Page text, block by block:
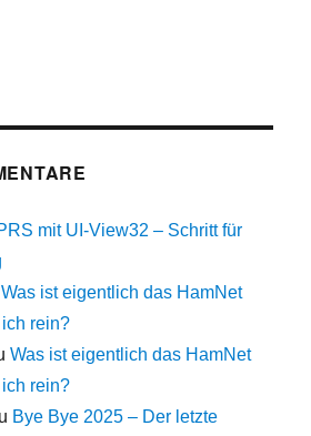
mit UI-View32 – Schritt für
Was ist eigentlich das HamNet
rein?
Was ist eigentlich das HamNet
rein?
Bye Bye 2025 – Der letzte